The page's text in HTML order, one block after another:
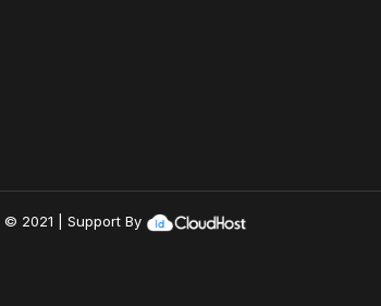
© 2021 | Support By